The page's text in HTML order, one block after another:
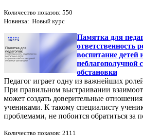
Количество показов: 550
Новинка: Новый курс
Памятка для
ответственность
воспитание детей
неблагополучной
обстановки
Педагог играет одну из важнейших
При правильном выстраивании
может создать доверительные
учениками. К такому специалисту
проблемами, не побоится обратиться за
Количество показов: 2111